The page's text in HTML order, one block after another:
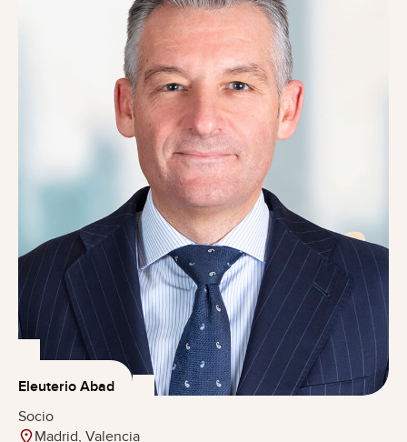
Eleuterio Abad
Socio
Madrid, Valencia